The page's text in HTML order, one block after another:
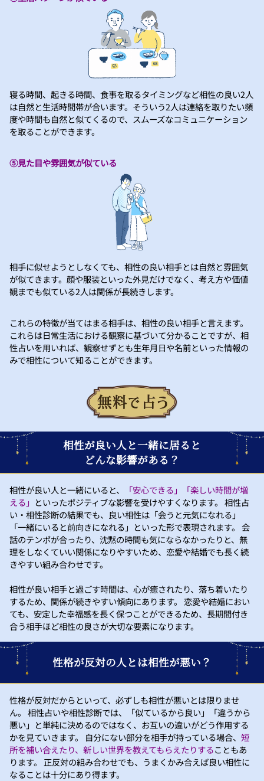
寝る時間、起きる時間、食事を取るタイミングなど相性の良い2人
は自然と生活時間帯が合います。そういう2人は連絡を取りたい頻
度や時間も自然と似てくるので、スムーズなコミュニケーション
を取ることができます。
⑤見た目や雰囲気が似ている
相手に似せようとしなくても、相性の良い相手とは自然と雰囲気
が似てきます。顔や服装といった外見だけでなく、考え方や価値
観までも似ている2人は関係が長続きします。
これらの特徴が当てはまる相手は、相性の良い相手と言えます。
これらは日常生活における観察に基づいて分かることですが、相
性占いを用いれば、観察せずとも生年月日や名前といった情報の
みで相性について知ることができます。
相性が良い人と一緒に居ると
どんな影響がある？
相性が良い人と一緒にいると、
「安心できる」「楽しい時間が増
える」 といったポジティブな影響を受けやすくなります。 相性占
い・相性診断の結果でも、良い相性は「会うと元気になれる」
「一緒にいると前向きになれる」といった形で表現されます。 会
話のテンポが合ったり、沈黙の時間も気にならなかったりと、無
理をしなくていい関係になりやすいため、恋愛や結婚でも長く続
きやすい組み合わせです。
相性が良い相手と過ごす時間は、心が癒されたり、落ち着いたり
するため、関係が続きやすい傾向にあります。 恋愛や結婚におい
ても、安定した幸福感を長く保つことができるため、長期間付き
合う相手ほど相性の良さが大切な要素になります。
性格が反対の人とは相性が悪い？
性格が反対だからといって、必ずしも相性が悪いとは限りませ
ん。 相性占いや相性診断では、「似ているから良い」「違うから
悪い」と単純に決めるのではなく、お互いの違いがどう作用する
かを見ていきます。 自分にない部分を相手が持っている場合、 短
所を補い合えたり、新しい世界を教えてもらえたりすることもあ
ります。 正反対の組み合わせでも、うまくかみ合えば良い相性に
なることは十分にあり得ます。